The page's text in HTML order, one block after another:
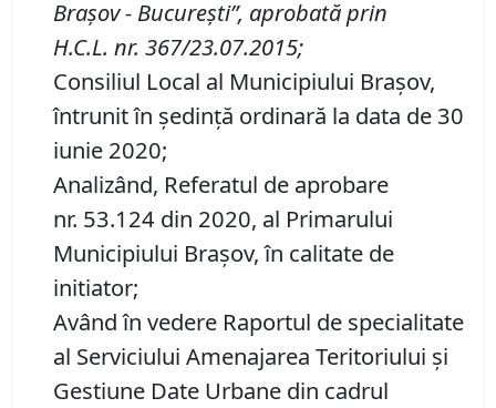
Braşov- Bucureşti”, aprobată prin
H.C.L. nr. 367/23.07.2015;
Consiliul Local al Municipiului Brașov,
întrunit în ședință ordinară la data de 30
iunie 2020;
Analizând, Referatul de aprobare
nr. 53.124 din 2020, al Primarului
Municipiului Braşov, în calitate de
initiator;
Având în vedere Raportul de specialitate
al Serviciului Amenajarea Teritoriului și
Gestiune Date Urbane din cadrul